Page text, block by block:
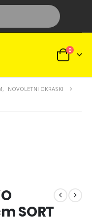
0
,
NOVOLETNI OKRASKI
SORT